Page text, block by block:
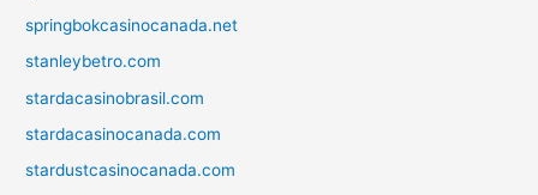
springbokcasinocanada.net
stanleybetro.com
stardacasinobrasil.com
stardacasinocanada.com
stardustcasinocanada.com